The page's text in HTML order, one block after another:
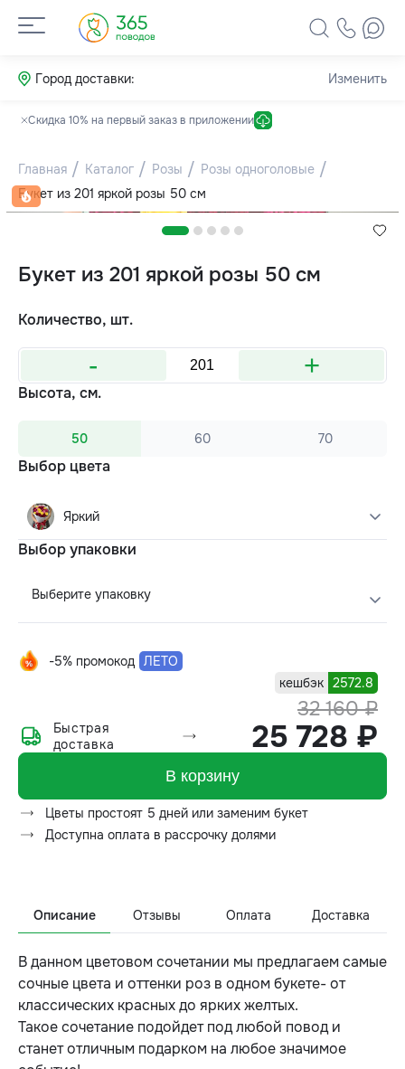
Город доставки: Изменить
Скидка 10% на первый заказ в приложении
Главная Каталог Розы
Розы одноголовые
Букет из 201 яркой розы 50 см
Букет из 201 яркой розы 50 см
Количество, шт.
- +
Высота, см.
50 60 70
Выбор цвета
Яркий
Выбор упаковки
Выберите упаковку
-5% промокод ЛЕТО
кешбэк 2572.8
32 160 ₽
25 728 ₽
Быстрая
доставка
В корзину
Цветы простоят 5 дней или заменим букет
Доступна оплата в рассрочку долями
Описание Отзывы Оплата Доставка
В данном цветовом сочетании мы предлагаем самые
сочные цвета и оттенки роз в одном букете- от
классических красных до ярких желтых.
Такое сочетание подойдет под любой повод и
станет отличным подарком на любое значимое